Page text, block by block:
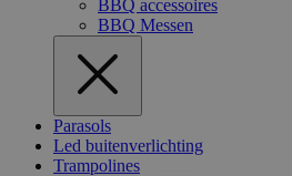
BBQ accessoires
BBQ Messen
Parasols
Led buitenverlichting
Trampolines